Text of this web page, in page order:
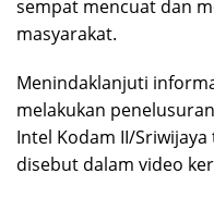
sempat mencuat dan
masyarakat.
Menindaklanjuti
melakukan
Intel Kodam II/
disebut dalam video